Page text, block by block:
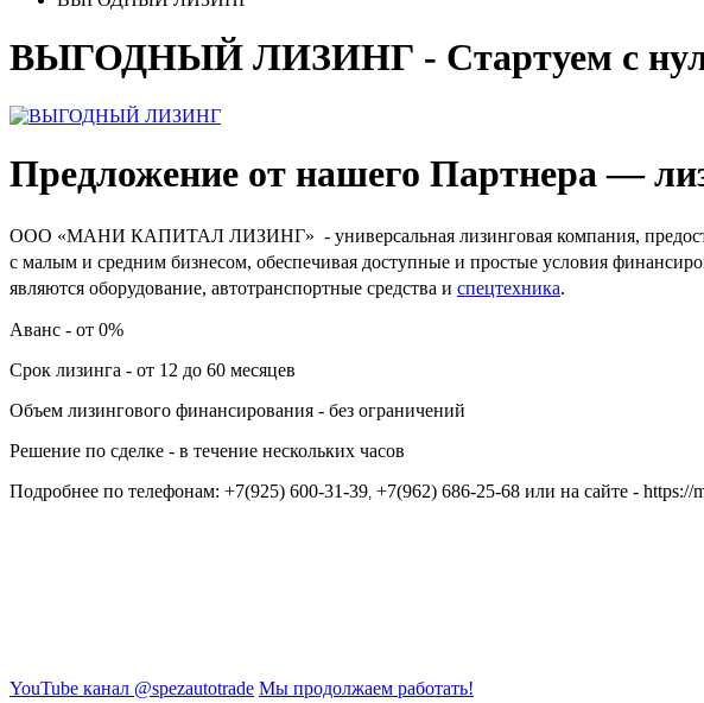
ВЫГОДНЫЙ ЛИЗИНГ - Стартуем с
Предложение от нашего Партнера —
ООО «МАНИ КАПИТАЛ ЛИЗИНГ» - универсальная лизинговая компания,
с малым и средним бизнесом, обеспечивая доступные и простые условия
являются оборудование, автотранспортные средства и спецтехника.
Аванс - от 0%
Срок лизинга - от 12 до 60 месяцев
Объем лизингового финансирования - без ограничений
Решение по сделке - в течение нескольких часов
Подробнее по телефонам: +7(925) 600-31-39 +7(962) 686-25-68 или на сайте - https://
YouTube канал @spezautotrade Мы продолжаем работать!